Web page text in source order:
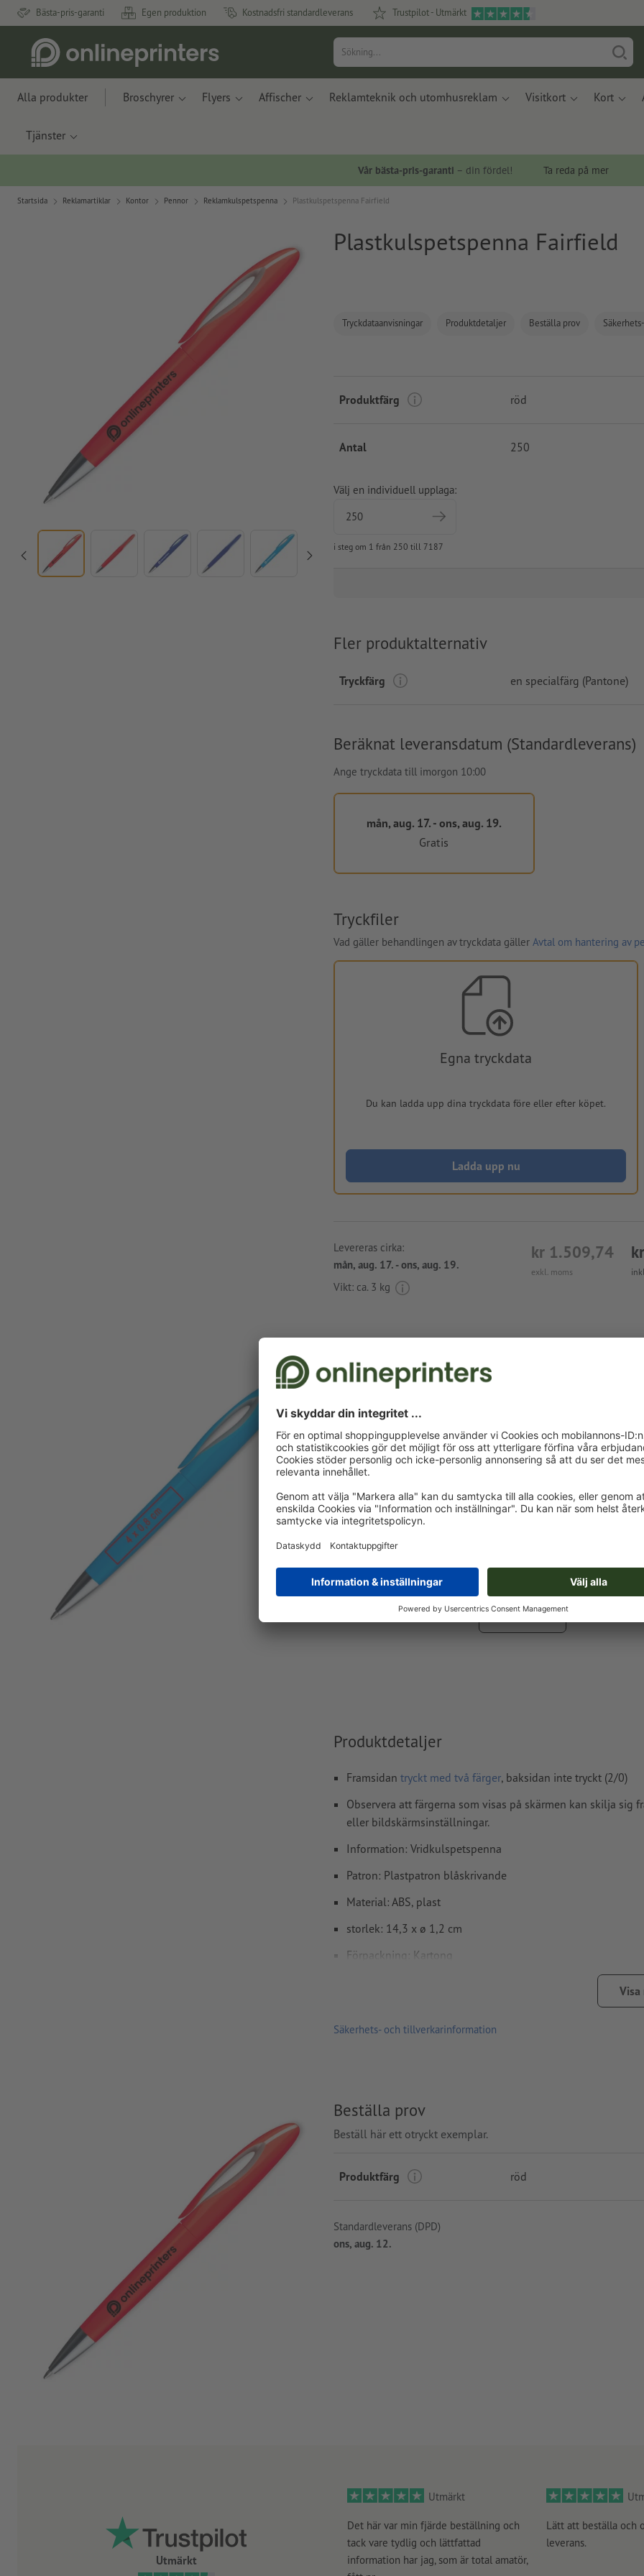
Bästa-pris-garanti Egen produktion Kostnadsfri standardleverans Trustpilot - Utmärkt
Alla produkter Broschyrer Flyers Affischer Reklamteknik och utomhusreklam Visitkort Kort
Tjänster
Vår bästa-pris-garanti – din fördel! Ta reda på mer
Startsida Reklamartiklar Kontor Pennor Reklamkulspetspenna Plastkulspetspenna Fairfield
Plastkulspetspenna Fairfield
Tryckdataanvisningar Produktdetaljer Beställa prov
Produktfärg röd
Antal 250
Välj en individuell upplaga:
i steg om 1 från 250 till 7187
Fler produktalternativ
Tryckfärg en specialfärg (Pantone)
Beräknat leveransdatum (Standardleverans)
Ange tryckdata till imorgon 10:00
mån, aug. 17. - ons, aug. 19.
Gratis
Tryckfiler
Vad gäller behandlingen av tryckdata gäller Avtal om hantering av
Egna tryckdata
Du kan ladda upp dina tryckdata före eller efter köpet.
Ladda upp nu
exkl. moms
kr 1.509,74
Levereras cirka:
mån, aug. 17. - ons, aug. 19.
Vikt: ca. 3 kg
Tryckdataanvisningar Plastkulspetspenna
Den tryckfärdiga PDF-filen får bara innehålla vektorer;
bilder och -förlagor är inte lämpliga
Som motivfärger kan en resp. två
Namnge färgrutorna med målfärgen från Pantone
Solid Coated (t.ex. ”Pantone 286 C”).
Inga metallic- eller neonfärger möjliga.
Guld (Pantone 871 C) och silver (Pantone 877 C) är
tryckfärger. Namnge därför den upplagda fulltonsfärgen i
tryckdata som "gold" eller "silver"
Bärmaterialet kan lysa igenom vid
tryck med vit färg
Visa mer
Produktdetaljer
Framsidan tryckt med två färger, baksidan inte tryckt (2/0)
Observera att färgerna som visas på skärmen kan skilja
eller bildskärmsinställningar.
Information: Vridkulspetspenna
Patron: Plastpatron blåskrivande
Material: ABS, plast
storlek: 14,3 x ø 1,2 cm
Förpackning: Kartong
Visa
Säkerhets- och tillverkarinformation
Beställa prov
Beställ här ett otryckt exemplar.
Produktfärg röd
Standardleverans (DPD)
ons, aug. 12.
Utmärkt
Utmärkt
Det här var min fjärde beställning och
tack vare tydlig och lättfattad
information har jag, som är total amatör,
Lätt att beställa och
leverans.